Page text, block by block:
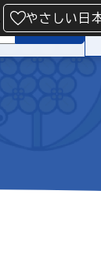
やさしい日
検索